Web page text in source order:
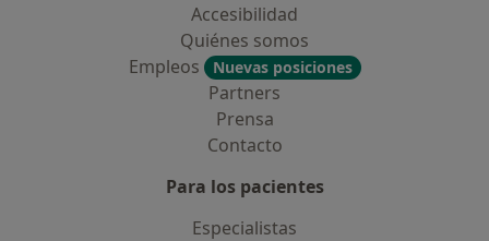
Accesibilidad
Quiénes somos
Empleos
Nuevas posiciones
Partners
Prensa
Contacto
Para los pacientes
Especialistas